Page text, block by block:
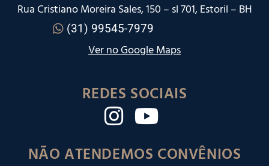
Rua Cristiano Moreira Sales, 150 – sl 701, Estoril – BH
(31) 99545-7979
Ver no Google Maps
REDES SOCIAIS
NÃO ATENDEMOS CONVÊNIOS